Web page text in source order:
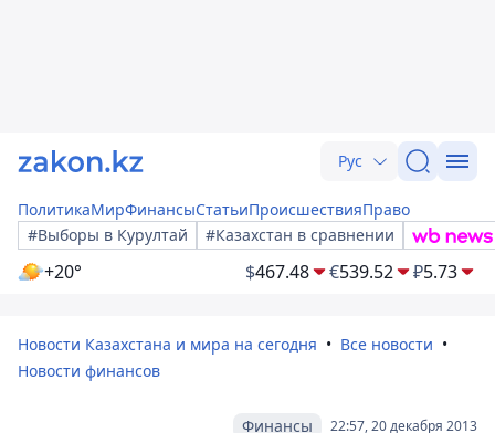
Рус
ПолитикаМирФинансыСтатьиПроисшествияПраво
#Выборы в Курултай
#Казахстан в сравнении
+20° $467.48 €539.52 ₽5.73
Новости Казахстана и мира на сегодня
Все новости
Новости финансов
22:57, 20 декабря 2013
Финансы